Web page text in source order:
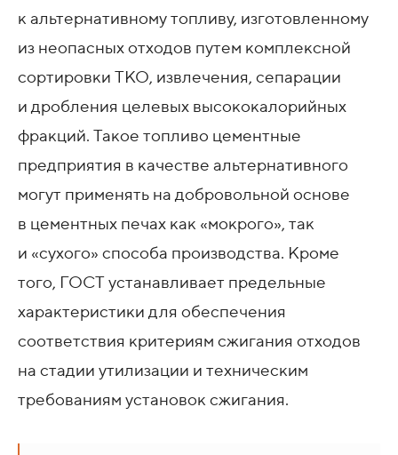
к альтернативному топливу, изготовленному
из неопасных отходов путем комплексной
сортировки ТКО, извлечения, сепарации
и дробления целевых высококалорийных
фракций. Такое топливо цементные
предприятия в качестве альтернативного
могут применять на добровольной основе
в цементных печах как «мокрого», так
и «сухого» способа производства. Кроме
того, ГОСТ устанавливает предельные
характеристики для обеспечения
соответствия критериям сжигания отходов
на стадии утилизации и техническим
требованиям установок сжигания.